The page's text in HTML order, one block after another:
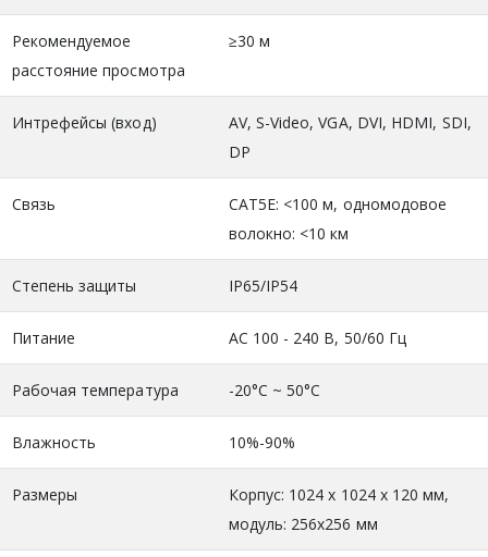
Рекомендуемое
расстояние просмотра
≥30 м
Интрефейсы (вход)
AV, S-Video, VGA, DVI, HDMI, SDI,
DP
Связь
CAT5E: <100 м, одномодовое
волокно: <10 км
Степень защиты IP65/IP54
Питание АС 100 - 240 В, 50/60 Гц
Рабочая температура -20°C ~ 50°C
Влажность 10%-90%
Размеры
Корпус: 1024 х 1024 х 120 мм,
модуль: 256x256 мм